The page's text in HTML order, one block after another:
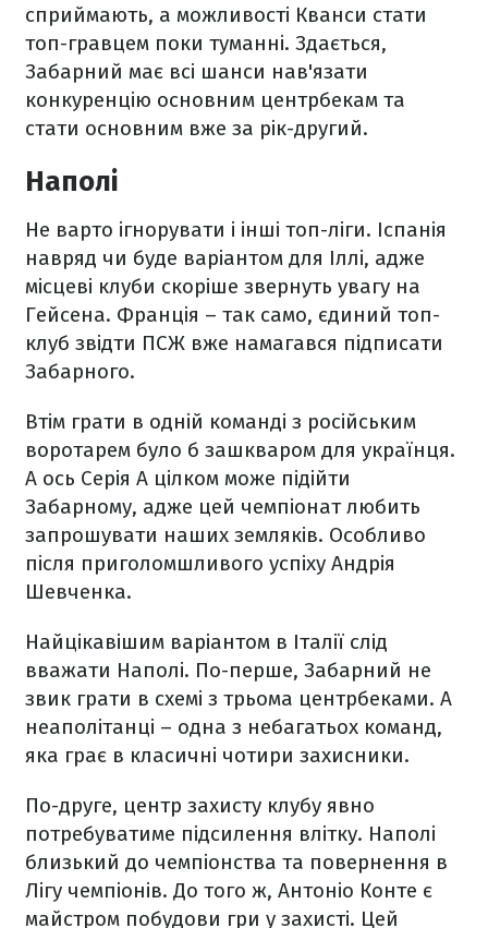
сприймають, а можливості Кванси стати
топ-гравцем поки туманні. Здається,
Забарний має всі шанси нав'язати
конкуренцію основним центрбекам та
стати основним вже за рік-другий.
Наполі
Не варто ігнорувати і інші топ-ліги. Іспанія
навряд чи буде варіантом для Іллі, адже
місцеві клуби скоріше звернуть увагу на
Гейсена. Франція – так само, єдиний топ-
клуб звідти ПСЖ вже намагався підписати
Забарного.
Втім грати в одній команді з російським
воротарем було б зашкваром для українця.
А ось Серія А цілком може підійти
Забарному, адже цей чемпіонат любить
запрошувати наших земляків. Особливо
після приголомшливого успіху Андрія
Шевченка.
Найцікавішим варіантом в Італії слід
вважати Наполі. По-перше, Забарний не
звик грати в схемі з трьома центрбеками. А
неаполітанці – одна з небагатьох команд,
яка грає в класичні чотири захисники.
По-друге, центр захисту клубу явно
потребуватиме підсилення влітку. Наполі
близький до чемпіонства та повернення в
Лігу чемпіонів. До того ж, Антоніо Конте є
майстром побудови гри у захисті. Цей